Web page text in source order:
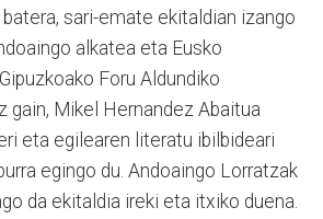
sari-emate ekitaldian izango
alkatea eta Eusko
Foru Aldundiko
gain, Mikel Hernandez Abaitua
eta egilearen literatu ibilbideari
egingo du. Andoaingo Lorratzak
da ekitaldia ireki eta itxiko duena.